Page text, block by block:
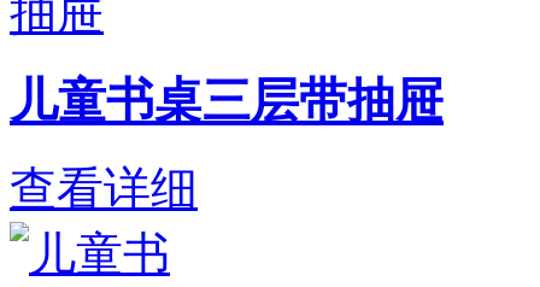
儿童书桌三层带抽屉
查看详细